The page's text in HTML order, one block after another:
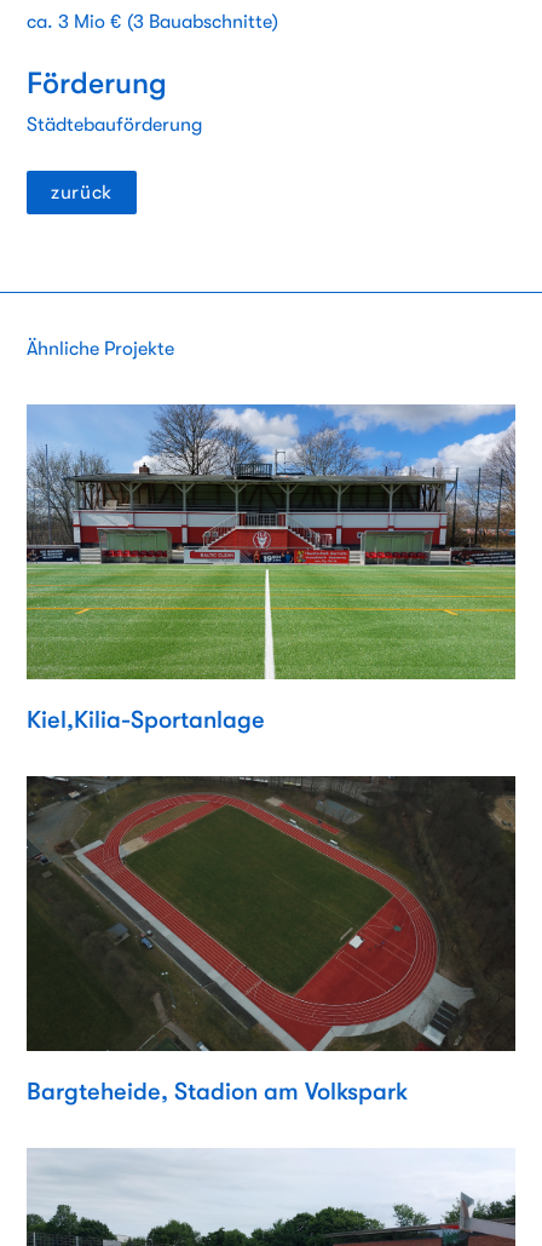
ca. 3 Mio € (3 Bauabschnitte)
Förderung
Städtebauförderung
zurück
Ähnliche Projekte
Kiel,Kilia-Sportanlage
Bargteheide, Stadion am Volkspark